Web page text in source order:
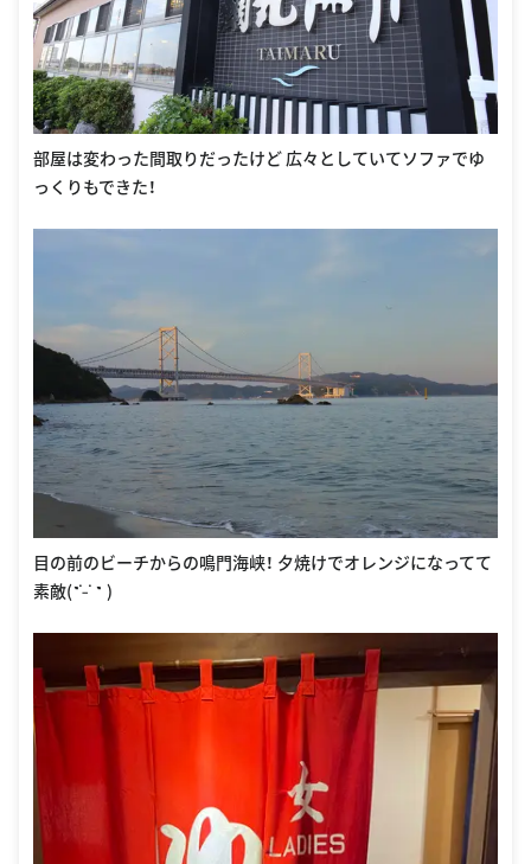
部屋は変わった間取りだったけど 広々としていてソファでゆ
っくりもできた！
目の前のビーチからの鳴門海峡！ 夕焼けでオレンジになってて
素敵(˶ ̇ ̵ ̇ ˶ )